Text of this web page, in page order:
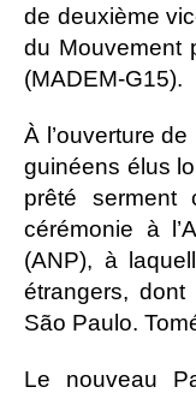
de deuxième
du Mouvement
(MADEM-G15).
À l’ouverture
guinéens élus
prêté serment
cérémonie à
(ANP), à
étrangers,
São Paulo.
Le nouveau